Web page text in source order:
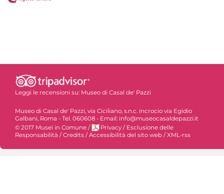
Leggi le recensioni su: Museo di Casal de' Pazzi
Museo di Casal de' Pazzi, via Ciciliano, s.n.c. incrocio via Egidio
Galbani, Roma - Tel. 060608 - Email: info@museocasaldepazzi.it
© 2017 Musei in Comune / Privacy / Esclusione delle
Responsabilità /Credits /Accessibilità del sito web /XML-rss